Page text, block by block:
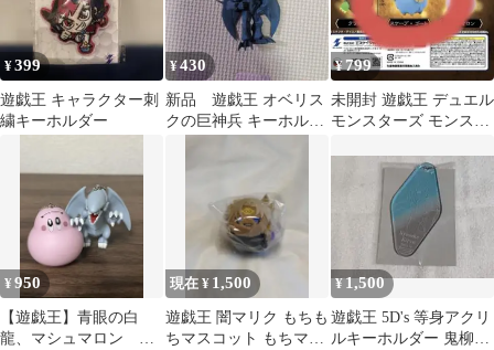
¥399
遊戯王 キャラクター刺
繍キーホルダー
¥430
新品 遊戯王 オベリス
クの巨神兵 キーホルダ
¥ 799
未開封 遊戯王 デュエル
モンスターズ モンスタ
ープゴート
¥950
【遊戯王】青眼の白
龍、マシュマロン キ
現在 ¥ 1,500
遊戯王 闇マリク もちも
ちマスコット もちマス
¥1,500
遊戯王 5D's 等身アクリ
ルキーホルダー 鬼柳京